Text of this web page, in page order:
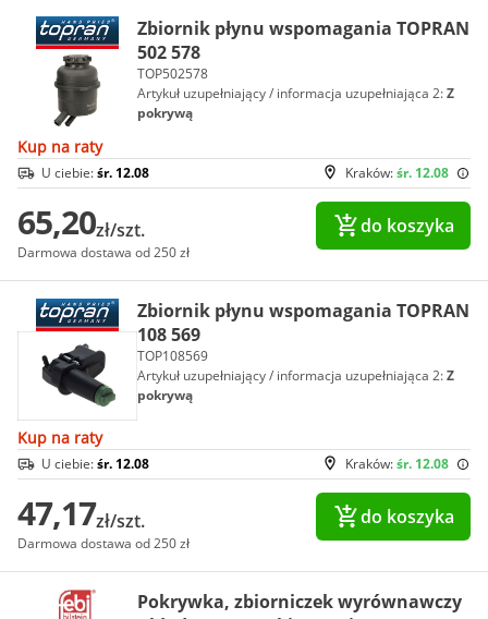
Zbiornik płynu wspomagania TOPRAN
502 578
TOP502578
Artykuł uzupełniający / informacja uzupełniająca 2:Z
pokrywą
Kup na raty
Kraków:śr. 12.08
U ciebie:śr. 12.08
65,20zł/szt.
Darmowa dostawa od 250 zł
do koszyka
Zbiornik płynu wspomagania TOPRAN
108 569
TOP108569
Artykuł uzupełniający / informacja uzupełniająca 2:Z
pokrywą
Kup na raty
Kraków:śr. 12.08
U ciebie:śr. 12.08
47,17zł/szt.
Darmowa dostawa od 250 zł
do koszyka
Pokrywka, zbiorniczek wyrównawczy